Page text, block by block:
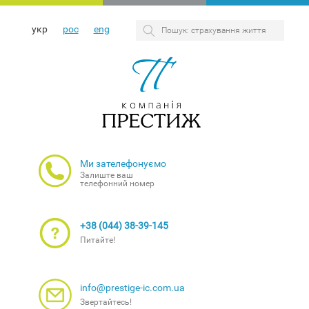
укр рос eng
Ми зателефонуємо
Залиште ваш
телефонний номер
+38 (044) 38-39-145
Питайте!
info@prestige-ic.com.ua
Звертайтесь!